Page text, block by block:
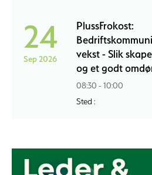
24
Sep 2026
PlussFrokost:
vekst - Slik
og et godt
08:30 - 10:00
Sted :